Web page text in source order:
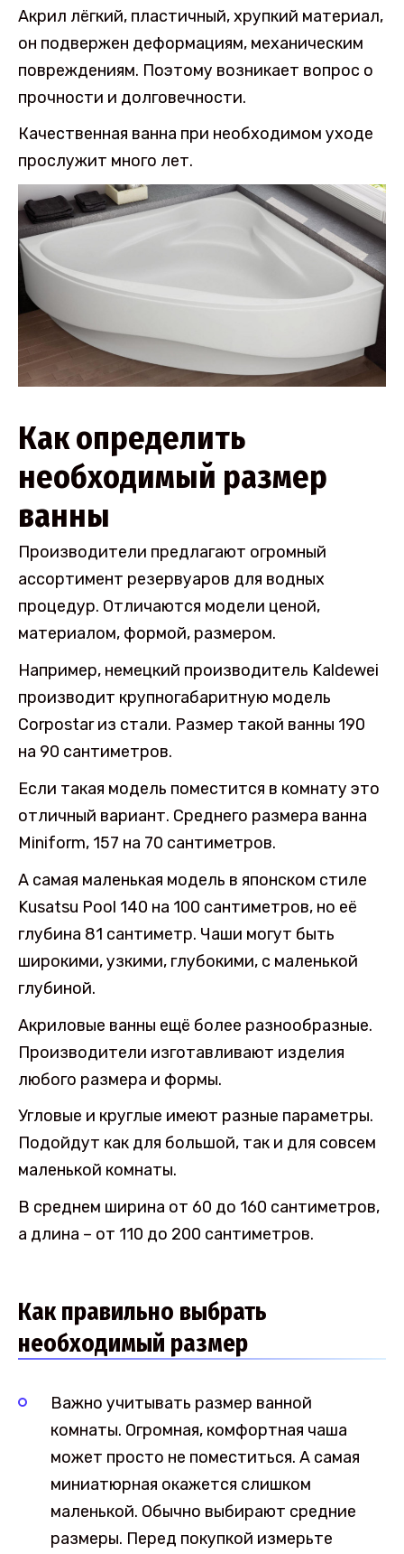
Акрил лёгкий, пластичный, хрупкий материал,
он подвержен деформациям, механическим
повреждениям. Поэтому возникает вопрос о
прочности и долговечности.
Качественная ванна при необходимом уходе
прослужит много лет.
Как определить
необходимый размер
ванны
Производители предлагают огромный
ассортимент резервуаров для водных
процедур. Отличаются модели ценой,
материалом, формой, размером.
Например, немецкий производитель Kaldewei
производит крупногабаритную модель
Corpostar из стали. Размер такой ванны 190
на 90 сантиметров.
Если такая модель поместится в комнату это
отличный вариант. Среднего размера ванна
Miniform, 157 на 70 сантиметров.
А самая маленькая модель в японском стиле
Kusatsu Pool 140 на 100 сантиметров, но её
глубина 81 сантиметр. Чаши могут быть
широкими, узкими, глубокими, с маленькой
глубиной.
Акриловые ванны ещё более разнообразные.
Производители изготавливают изделия
любого размера и формы.
Угловые и круглые имеют разные параметры.
Подойдут как для большой, так и для совсем
маленькой комнаты.
В среднем ширина от 60 до 160 сантиметров,
а длина – от 110 до 200 сантиметров.
Как правильно выбрать
необходимый размер
Важно учитывать размер ванной
комнаты. Огромная, комфортная чаша
может просто не поместиться. А самая
миниатюрная окажется слишком
маленькой. Обычно выбирают средние
размеры. Перед покупкой измерьте